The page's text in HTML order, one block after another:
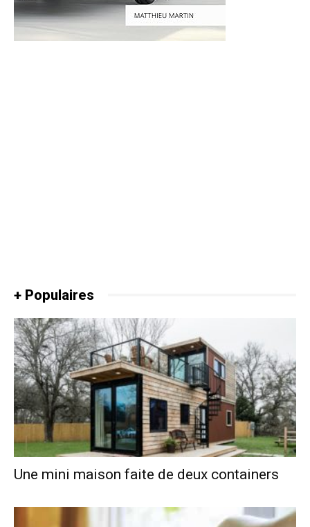
+ Populaires
Une mini maison faite de deux containers